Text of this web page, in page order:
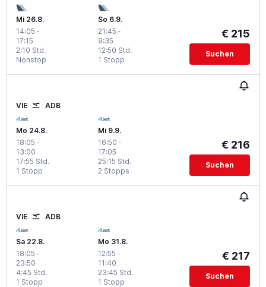
Mi 26.8.
14:05 -
17:15
Nonstop
2:10 Std.
So 6.9.
21:45 -
9:35
1 Stopp
12:50 Std.
€ 215
Suchen
VIE ADB
Mo 24.8.
18:05 -
13:00
1 Stopp
17:55 Std.
Mi 9.9.
16:50 -
17:05
2 Stopps
25:15 Std.
€ 216
Suchen
VIE ADB
Sa 22.8.
18:05 -
23:50
1 Stopp
4:45 Std.
Mo 31.8.
12:55 -
11:40
1 Stopp
23:45 Std.
€ 217
Suchen